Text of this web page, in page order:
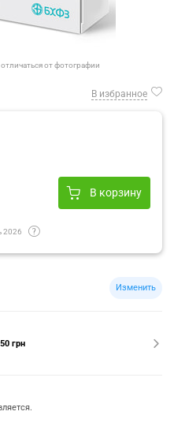
от фотографии
В избранное
В корзину
2026
Изменить
грн